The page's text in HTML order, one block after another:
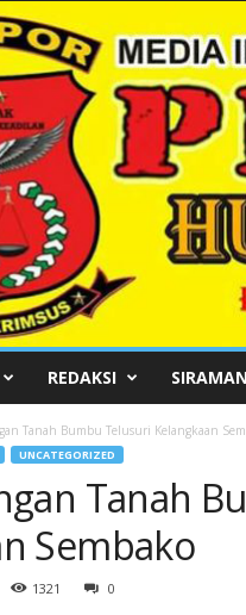
REDAKSI
Tanah Bumbu Telusuri Kelangkaan
UNCATEGORIZED
Tanah
Sembako
1321 0